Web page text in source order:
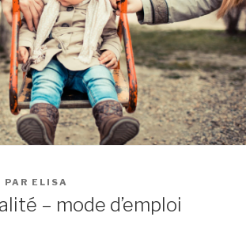
PAR ELISA
– mode d’emploi